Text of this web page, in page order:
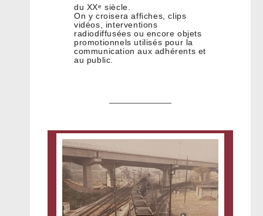
du XXe siècle.
On y croisera affiches, clips
vidéos, interventions
radiodiffusées ou encore objets
promotionnels utilisés pour la
communication aux adhérents et
au public.